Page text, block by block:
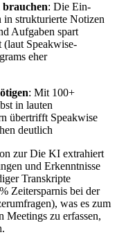
brauchen: Die Ein-
strukturierte Notizen
Aufgaben spart
(laut Speakwise-
eher
: Mit 100+
in lauten
übertrifft Speakwise
deutlich
zur Die KI extrahiert
und Erkenntnisse
Transkripte
Zeitersparnis bei der
was es zum
Meetings zu erfassen,